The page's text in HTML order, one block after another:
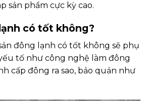
sản phẩm cực kỳ cao.
có tốt không?
đông lạnh có tốt không sẽ phụ
tố như công nghệ làm đông
cấp đông ra sao, bảo quản như